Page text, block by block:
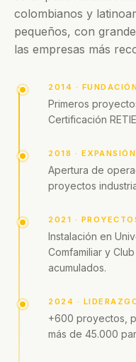
colombianos y
pequeños, con
las empresas más
2014 ·
Primeros
Certificación
2018 ·
Apertura de
proyectos
2021 ·
Instalación en
Comfamiliar y
acumulados.
2024 ·
+600 proyectos,
más de 45.000